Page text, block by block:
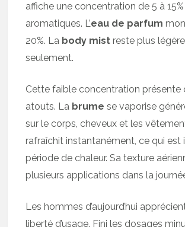
affiche une concentration de 5 à 15%
aromatiques. L’eau de parfum
20%. La body mist reste plus
seulement.
Cette faible concentration présente
atouts. La brume se vaporise
sur le corps, cheveux et les
rafraîchit instantanément, ce qui est
période de chaleur. Sa texture
plusieurs applications dans la
Les hommes d’aujourd’hui
liberté d’usage. Fini les dosages